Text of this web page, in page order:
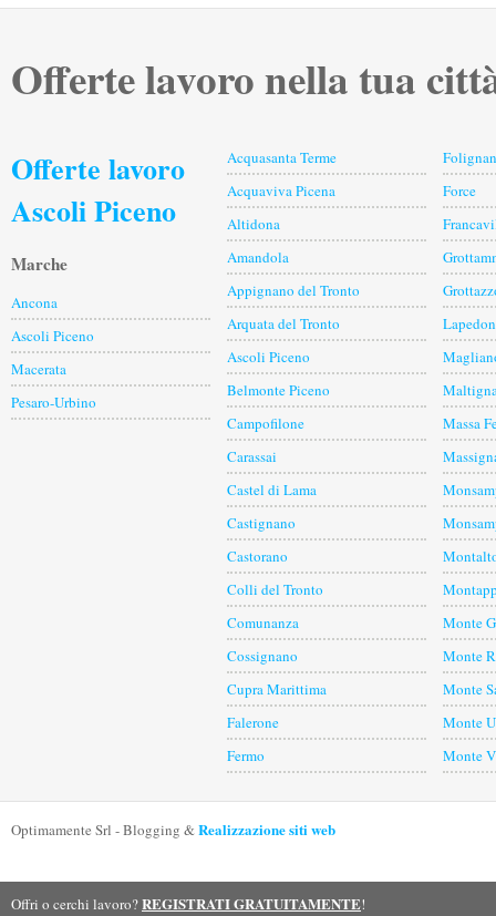
Offerte lavoro nella tua
Offerte lavoro
Ascoli Piceno
Marche
Ancona
Ascoli Piceno
Macerata
Pesaro-Urbino
Acquasanta Terme
Acquaviva Picena
Altidona
Amandola
Appignano del Tronto
Arquata del Tronto
Ascoli Piceno
Belmonte Piceno
Campofilone
Carassai
Castel di Lama
Castignano
Castorano
Colli del Tronto
Comunanza
Cossignano
Cupra Marittima
Falerone
Fermo
Force
Massa
Monte
Monte
Monte
Monte
Monte
Optimamente Srl - Blogging &Realizzazione siti web
Offri o cerchi lavoro?REGISTRATI GRATUITAMENTE!